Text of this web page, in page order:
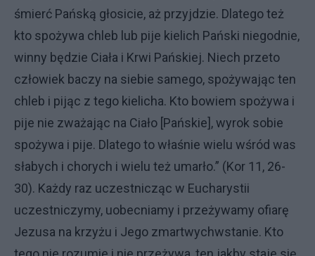
śmierć Pańską głosicie, aż przyjdzie. Dlatego też
kto spożywa chleb lub pije kielich Pański niegodnie,
winny będzie Ciała i Krwi Pańskiej. Niech przeto
człowiek baczy na siebie samego, spożywając ten
chleb i pijąc z tego kielicha. Kto bowiem spożywa i
pije nie zważając na Ciało [Pańskie], wyrok sobie
spożywa i pije. Dlatego to właśnie wielu wśród was
słabych i chorych i wielu też umarło.” (Kor 11, 26-
30). Każdy raz uczestnicząc w Eucharystii
uczestniczymy, uobecniamy i przeżywamy ofiarę
Jezusa na krzyżu i Jego zmartwychwstanie. Kto